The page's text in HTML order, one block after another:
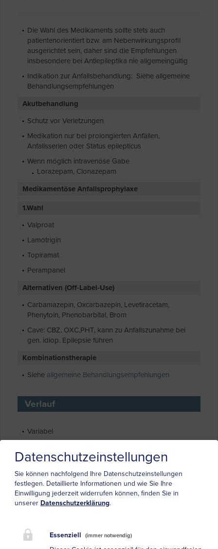
Die Wahl des Medikaments sollte stets auch
patientenorientiert bzw. am Nebenwirkungsprofil
ausgerichtet sein, daher sind die Empfehlungen
insbesondere bei Antiepileptika nie allgemeingültig
Indikation zur Anfallsbehandlung: Siehe allgemeine
Behandlungsempfehlungen
Akutbehandlung
Schutz vor Verletzungen
Medikation nur bei prolongierten Anfällen,
Anfallsserien oder Status epilepticus
Wenn möglich intravenöse Gabe
Lorazepam, Clonazepam
Medikamentöse Anfallsprophylaxe
1.Wahl
Valproat
Lamotrigin
Topiramat
Perampanel
Alternativen (Off-Label-Use)
Carbamazepin, Oxcarbazepin, Levetiracetam,
Phenytoin, Phenobarbital, Brom
Cave: CBZ, OXC,PHT, kann zu Anfallszunahme bei
gen. idiop. Epilepsie führen
Kombinationstherapie
Siehe allgemeine Behandlungsempfehlungen
Verlauf
Variabel
Differentialdiagnose
Konvulsive Synkope, andere Synkopen, fokal
attack), Hyperventilationstetanie, Kataplexie bei
Narkolepsie
Datenschutzeinstellungen
Sie können nachfolgend Ihre Datenschutzeinstellungen
festlegen. Detaillierte Informationen und wie Sie Ihre
Einwilligung jederzeit widerrufen können, finden Sie in
unserer Datenschutzerklärung.
Essenziell (immer notwendig)